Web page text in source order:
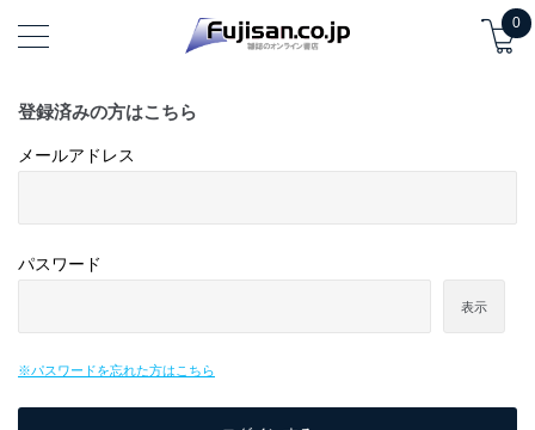
0
登録済みの方はこちら
メールアドレス
パスワード
表示
※パスワードを忘れた方はこちら